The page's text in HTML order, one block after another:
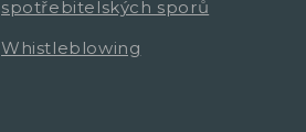
spotřebitelských sporů
Whistleblowing